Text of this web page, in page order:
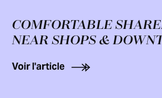
COMFORTABLE
NEAR SHOPS &
Voir l'article